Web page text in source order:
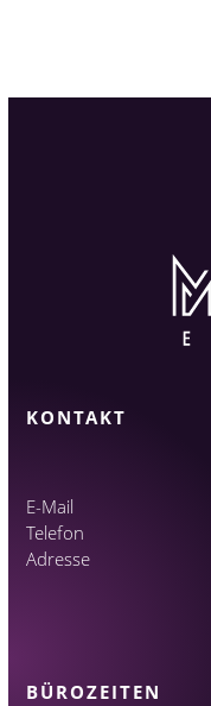
KONTAKT
E-Mail
Telefon
Adresse
BÜROZEITEN